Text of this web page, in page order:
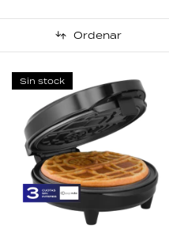
Ordenar
Sin stock